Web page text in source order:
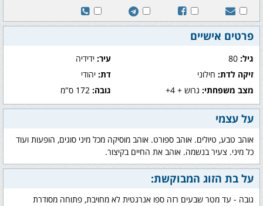
פרטים אישיים
גיל: עיר:ידידיה
זיקה לדת: חילוני דת:יהודי
מצב משפחתי: גרוש + 4+ גובה:172 ס"מ
על עצמי
אוהב טבע, טיולים. אוהב ספורט. אוהב מוסיקה מכל מיני סוגים, הופעות ועוד
כל מיני. צעיר בנשמה. אוהב את החיים בקיצור.
על בת הזוג המבוקשת:
גובה - עד מטר שבעים רזה ספו אנרגטית לא מחויבת, פתוחה מסודרת